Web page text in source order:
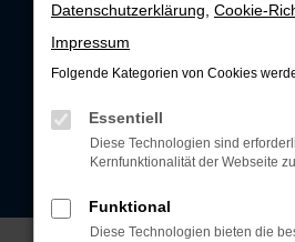
AUTO
Ihr
Datenschutzerklärung Cookie-
Impressum
Folgende Kategorien von Cookies
Essentiell
Diese Technologien sind
Kernfunktionalität der Webseite
Funktional
Diese Technologien bieten die